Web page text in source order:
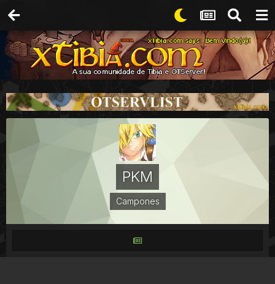
PKM
Campones